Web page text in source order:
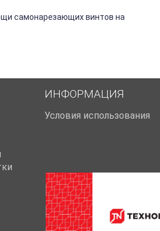
самонарезающих винтов на
ИНФОРМАЦИЯ
Условия использования